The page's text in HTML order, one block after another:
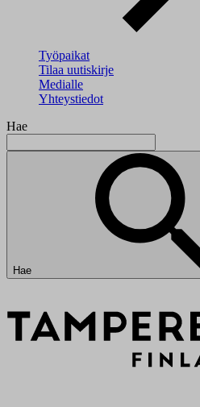
Työpaikat
Tilaa uutiskirje
Medialle
Yhteystiedot
Hae
Hae